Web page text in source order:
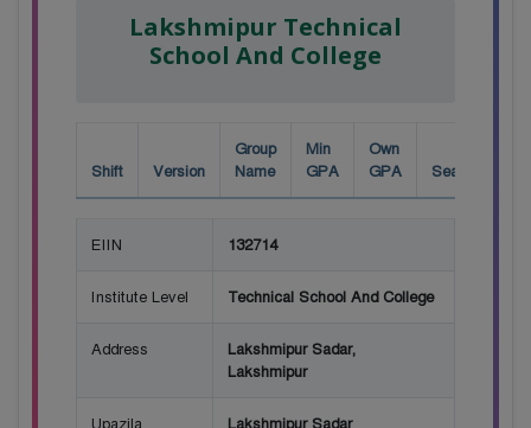
Lakshmipur Technical
School And College
Shift Version
Group
Name
Min
GPA
Own
GPA
Seat
EIIN 132714
Institute Level Technical School And College
Address
Lakshmipur Sadar,
Lakshmipur
Upazila Lakshmipur Sadar